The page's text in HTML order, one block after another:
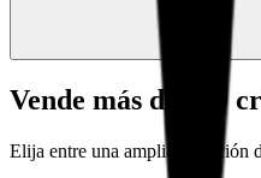
Vende más de 120
Elija entre una amplia selección